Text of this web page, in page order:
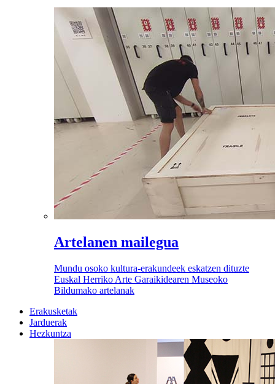
Artelanen mailegua
Mundu osoko kultura-erakundeek eskatzen dituzte
Euskal Herriko Arte Garaikidearen Museoko
Bildumako artelanak
Erakusketak
Jarduerak
Hezkuntza